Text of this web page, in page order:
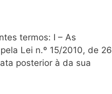
termos: I – As
Lei n.º 15/2010, de 26
posterior à da sua